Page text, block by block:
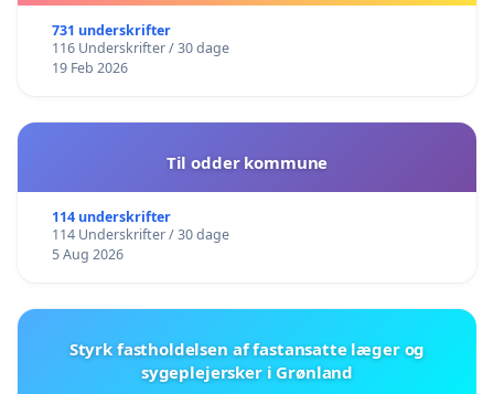
731 underskrifter
116 Underskrifter / 30 dage
19 Feb 2026
Til odder kommune
114 underskrifter
114 Underskrifter / 30 dage
5 Aug 2026
Styrk fastholdelsen af fastansatte læger og
sygeplejersker i Grønland